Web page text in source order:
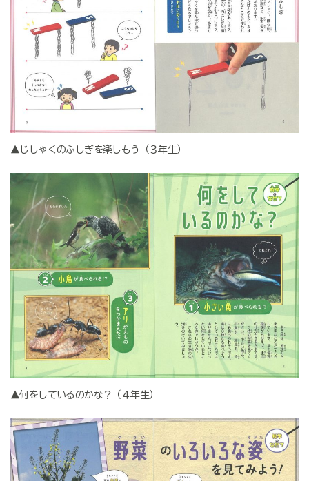
▲じしゃくのふしぎを楽しもう（３年生）
▲何をしているのかな？（４年生）